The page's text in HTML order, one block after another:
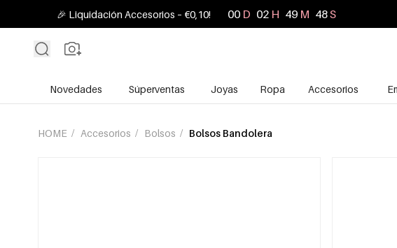
🎉 Liquidación Accesorios – €0,10! 00 D 02 H 49 M 47S
Novedades Súperventas Joyas Ropa Accesorios
HOME / Accesorios / Bolsos / Bolsos Bandolera